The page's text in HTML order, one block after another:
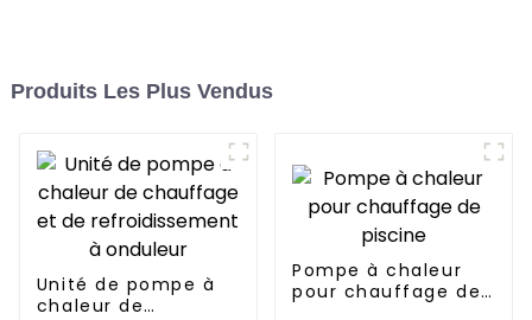
Produits Les Plus Vendus
Unité de pompe à
chaleur de
Pompe à chaleur
pour chauffage de